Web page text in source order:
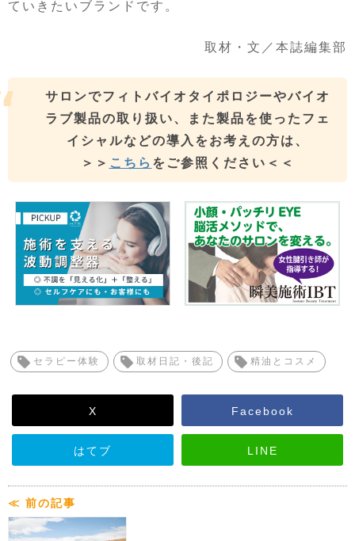
ていきたいブランドです。
取材・文／本誌編集部
サロンでフィトバイオタイポロジーやバイオ
ラブ製品の取り扱い、また製品を使ったフェ
イシャルなどの導入をお考えの方は、
＞＞ こちら をご参照ください＜＜
セラピー体験 取材日記・後記 精油とコスメ
X Facebook
はてブ LINE
≪ 前の記事